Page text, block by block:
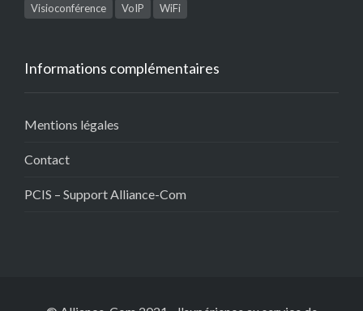
Visioconférence
VoIP WiFi
Informations complémentaires
Mentions légales
Contact
PCIS – Support Alliance-Com